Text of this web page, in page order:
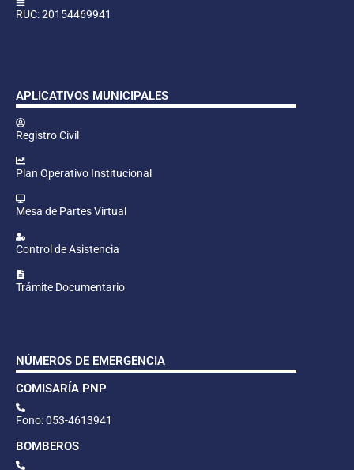
RUC: 20154469941
APLICATIVOS MUNICIPALES
Registro Civil
Plan Operativo Institucional
Mesa de Partes Virtual
Control de Asistencia
Trámite Documentario
NÚMEROS DE EMERGENCIA
COMISARÍA PNP
Fono: 053-4613941
BOMBEROS